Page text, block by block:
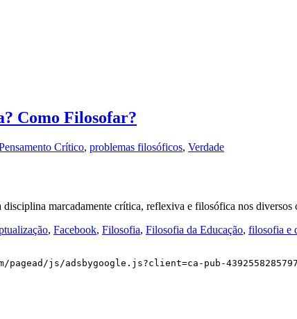
Como Filosofar?
Crítico, problemas filosóficos, Verdade
disciplina marcadamente crítica, reflexiva e filosófica nos
, Facebook, Filosofia, Filosofia da Educação, filosofia e
js/adsbygoogle.js?client=ca-pub-